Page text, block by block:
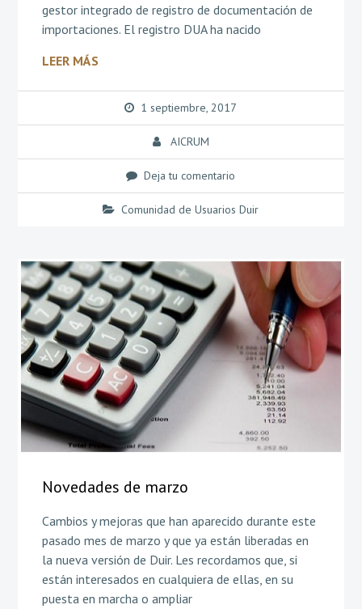
gestor integrado de registro de documentación de
importaciones. El registro DUA ha nacido
LEER MÁS
1 septiembre, 2017
AICRUM
Deja tu comentario
Comunidad de Usuarios Duir
Novedades de marzo
Cambios y mejoras que han aparecido durante este
pasado mes de marzo y que ya están liberadas en
la nueva versión de Duir. Les recordamos que, si
están interesados en cualquiera de ellas, en su
puesta en marcha o ampliar